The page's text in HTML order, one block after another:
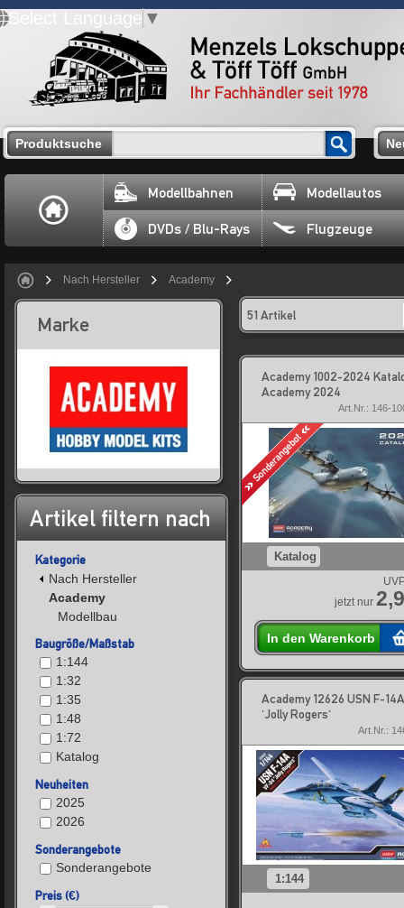
Select Language ▼
Produktsuche
Modellbahnen Modellautos
DVDs / Blu-Rays Flugzeuge
Nach Hersteller Academy
Marke
Artikel filtern nach
Kategorie
Nach Hersteller
Academy
Modellbau
Baugröße/Maßstab
1:144
1:32
1:35
1:48
1:72
Katalog
Neuheiten
2025
2026
Sonderangebote
Sonderangebote
Preis (€)
51 Artikel
Academy 1002-2024
Academy 2024
Art.Nr.: 146-
Katalog
jetzt nur
In den Warenkorb
Academy 12626 USN F-
'Jolly Rogers'
Art.Nr.:
1:144